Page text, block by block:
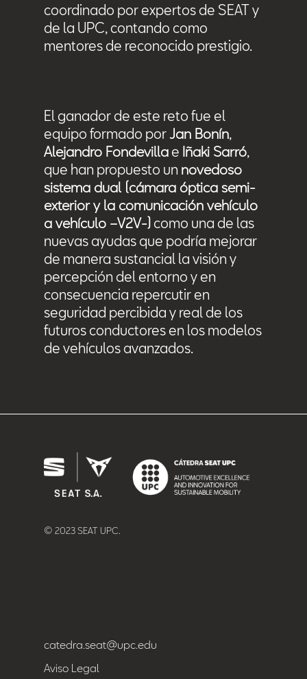
coordinado por expertos de SEAT y
de la UPC, contando como
mentores de reconocido prestigio.
El ganador de este reto fue el
equipo formado porJan Bonín,
Alejandro Fondevilla e Iñaki Sarró,
que han propuesto un novedoso
sistema dual (cámara óptica semi-
exterior y la comunicación vehículo
a vehículo –V2V-) como una de las
nuevas ayudas que podría mejorar
de manera sustancial la visión y
percepción del entorno y en
consecuencia repercutir en
seguridad percibida y real de los
futuros conductores en los modelos
de vehículos avanzados.
© 2023 SEAT UPC.
catedra.seat@upc.edu
Aviso Legal